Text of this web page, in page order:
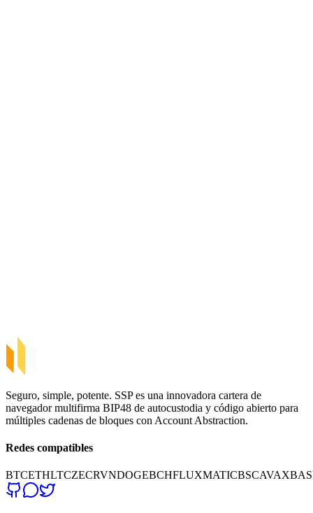
Seguro, simple, potente. SSP es una innovadora cartera de
navegador multifirma BIP48 de autocustodia y código abierto para
múltiples cadenas de bloques con Account Abstraction.
Redes compatibles
BTCETHLTCZECRVNDOGEBCHFLUXMATICBSCAVAX